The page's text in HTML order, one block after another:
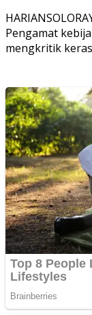
Pengamat
mengkritik